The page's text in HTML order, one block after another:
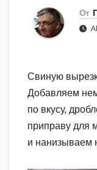
От
Свиную
Добавляем
по вкусу,
приправу для
и нанизываем